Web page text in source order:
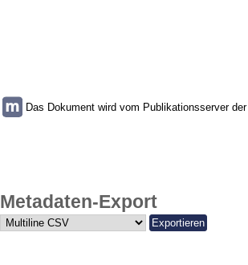
Das Dokument wird vom Publikationsserver
Metadaten-Export